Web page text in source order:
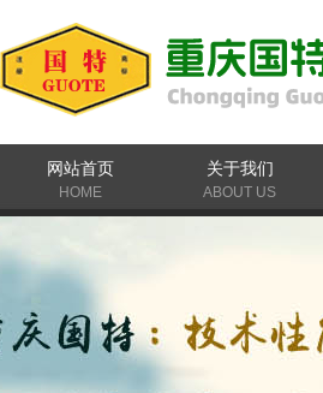
网站首页 关于我们
HOME ABOUT US